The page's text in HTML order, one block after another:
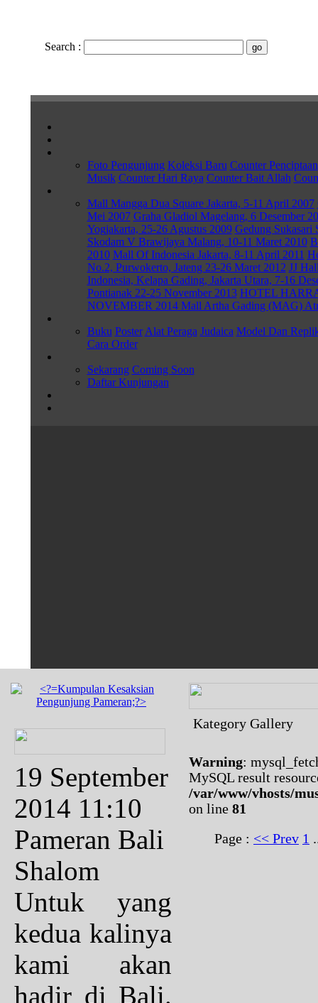
Search :
Foto Pengunjung Koleksi Baru Counter Penciptaan
Musik Counter Hari Raya Counter Bait Allah
Mall Mangga Dua Square Jakarta, 5-11 April 2007
Mei 2007 Graha Gladiol Magelang, 6 Desember
Yogjakarta, 25-26 Agustus 2009 Gedung Sukasari
Skodam V Brawijaya Malang, 10-11 Maret 2010
2010 Mall Of Indonesia Jakarta, 8-11 April 2011
No.2, Purwokerto, Jateng 23-26 Maret 2012 JJ
Indonesia, Kelapa Gading, Jakarta Utara, 7-16
Pontianak 22-25 November 2013 HOTEL
NOVEMBER 2014 Mall Artha Gading (MAG)
Buku Poster Alat Peraga Judaica Model Dan
Cara Order
Sekarang Coming Soon
Daftar Kunjungan
19 September
2014 11:10
Pameran Bali
Shalom
Untuk yang
kedua kalinya
kami akan
hadir di Bali.
Kategory Gallery
Warning:
MySQL result
/var/www/vhosts/
on line 81
Page : << Prev 1